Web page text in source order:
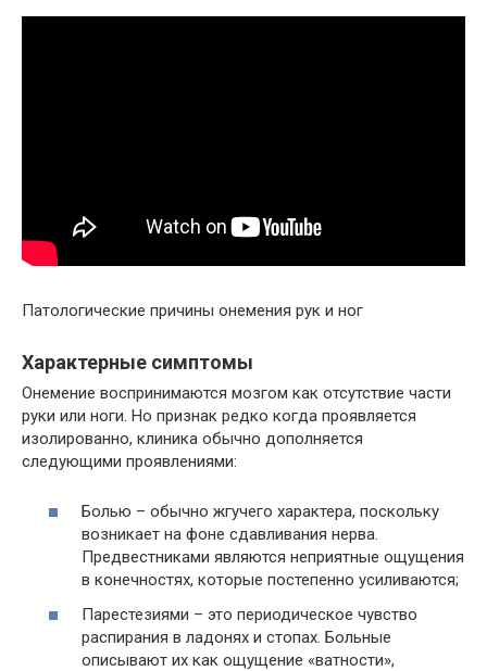
Патологические причины онемения рук и ног
Характерные симптомы
Онемение воспринимаются мозгом как отсутствие части
руки или ноги. Но признак редко когда проявляется
изолированно, клиника обычно дополняется
следующими проявлениями:
Болью – обычно жгучего характера, поскольку
возникает на фоне сдавливания нерва.
Предвестниками являются неприятные ощущения
в конечностях, которые постепенно усиливаются;
Парестезиями – это периодическое чувство
распирания в ладонях и стопах. Больные
описывают их как ощущение «ватности»,